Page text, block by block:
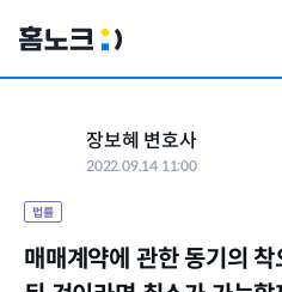
장보혜 변호사
2022.09.14 11:00
법률
매매계약에 관한 동기의